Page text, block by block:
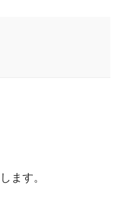
ます。